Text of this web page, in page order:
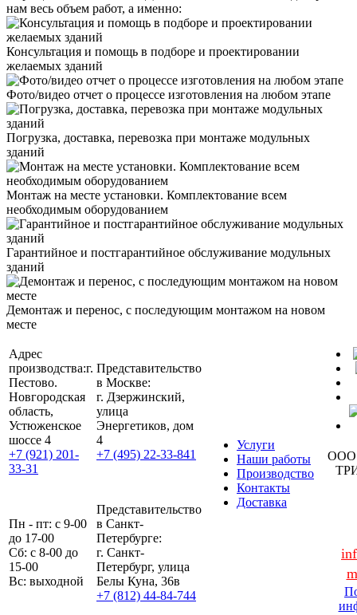
нам весь объем работ, а именно:
Консультация и помощь в подборе и проектировании
желаемых зданий
Фото/видео отчет о процессе изготовления на любом этапе
Погрузка, доставка, перевозка при монтаже модульных
зданий
Монтаж на месте установки. Комплектование всем
необходимым оборудованием
Гарантийное и постгарантийное обслуживание модульных
зданий
Демонтаж и перенос, с последующим монтажом на новом
месте
Адрес
производства:г.
Пестово.
Новгородская
область,
Устюженское
шоссе 4
+7 (921) 201-
33-31
Представительство
в Москве:
г. Дзержинский,
улица
Энергетиков, дом
4
+7 (495) 22-33-841
Услуги
Наши работы
Производство
Контакты
Доставка
ООО
Пн - пт: с 9-00
до 17-00
Сб: с 8-00 до
15-00
Вс: выходной
Представительство
в Санкт-
Петербурге:
г. Санкт-
Петербург, улица
Белы Куна, 36в
+7 (812) 44-84-744